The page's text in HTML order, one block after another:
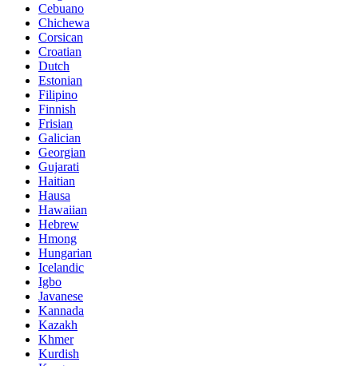
Cebuano
Chichewa
Corsican
Croatian
Dutch
Estonian
Filipino
Finnish
Frisian
Galician
Georgian
Gujarati
Haitian
Hausa
Hawaiian
Hebrew
Hmong
Hungarian
Icelandic
Igbo
Javanese
Kannada
Kazakh
Khmer
Kurdish